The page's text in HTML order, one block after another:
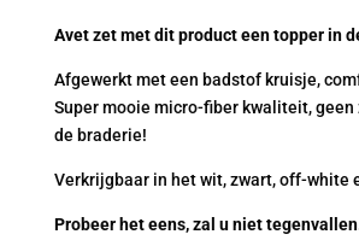
Avet zet met dit product een topper in
Afgewerkt met een badstof kruisje,
Super mooie micro-fiber kwaliteit, geen
de braderie!
Verkrijgbaar in het wit, zwart, off-white
Probeer het eens, zal u niet